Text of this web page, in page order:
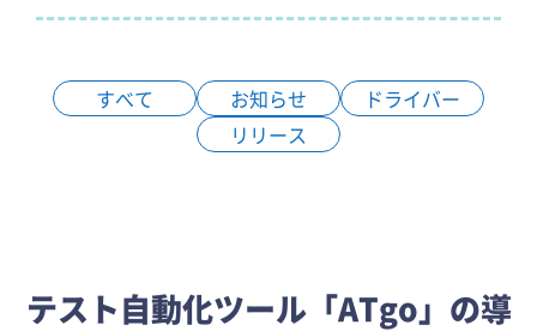
すべて お知らせ
ドライバー
リリース
テスト自動化ツール「ATgo」の導